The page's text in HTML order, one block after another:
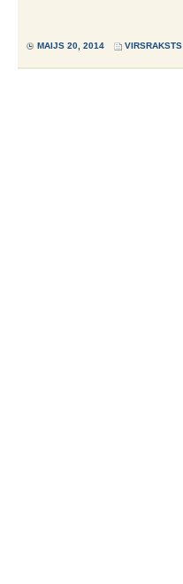
MAIJS 20, 2014 VIRSRAKSTS